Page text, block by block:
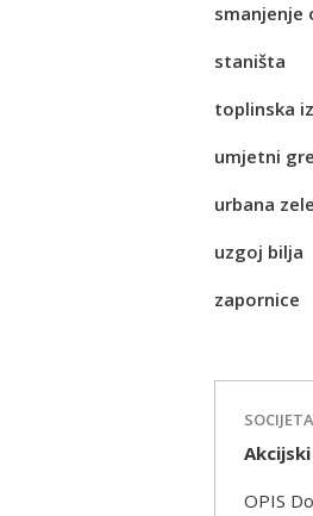
smanjenje
staništa
toplinska
umjetni
urbana
uzgoj bilja
zapornice
OPIS